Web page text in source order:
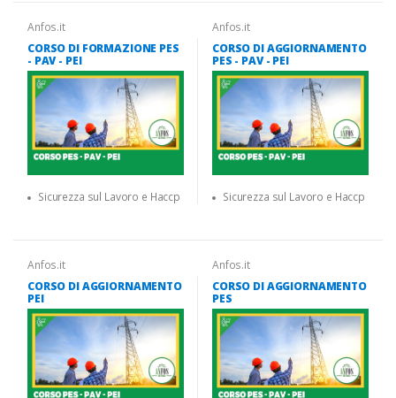
Anfos.it
CORSO DI FORMAZIONE PES
- PAV - PEI
Sicurezza sul Lavoro e Haccp
Anfos.it
CORSO DI AGGIORNAMENTO
PES - PAV - PEI
Sicurezza sul Lavoro e Haccp
Anfos.it
CORSO DI AGGIORNAMENTO
PEI
Anfos.it
CORSO DI AGGIORNAMENTO
PES